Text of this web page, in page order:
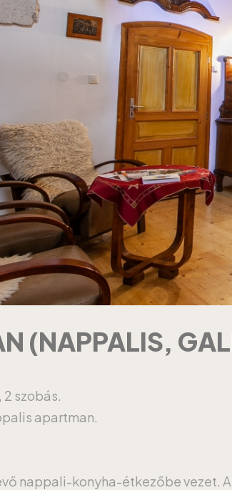
(NAPPALIS,
szobás.
apartman.
nappali-konyha-étkezőbe vezet.